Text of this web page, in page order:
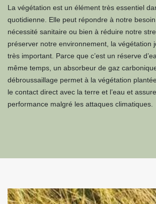
La végétation est un élément très essentiel
quotidienne. Elle peut répondre à notre
nécessité sanitaire ou bien à réduire notre
préserver notre environnement, la végétation
très important. Parce que c’est un réserve
même temps, un absorbeur de gaz
débroussaillage permet à la végétation
le contact direct avec la terre et l’eau et
performance malgré les attaques climatiques.